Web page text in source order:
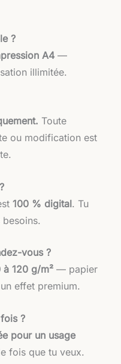
?
A4 —
illimitée.
Toute
ou modification est
100 % digital. Tu
vous ?
à 120 g/m² — papier
effet premium.
?
pour un usage
fois que tu veux.